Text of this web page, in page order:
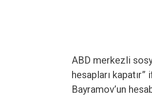
ABD merkezli
hesapları
Bayramov’un